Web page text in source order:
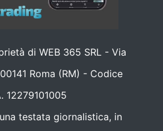
di WEB 365 SRL - Via
Roma (RM) - Codice
12279101005
testata giornalistica, in